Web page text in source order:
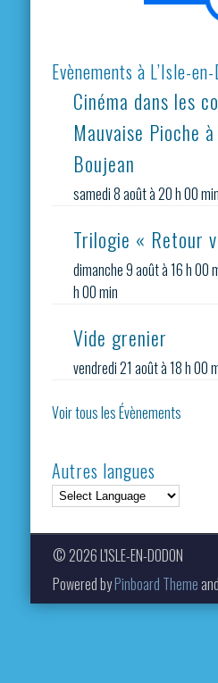
Evènements à L’Isle-
Cinéma dans les
Mauvaise Pioche
Boujean
samedi 8 août à 20 h 00 min
Trilogie « Retour
dimanche 9 août à 16 h 00
h 00 min
Vide grenier
vendredi 21 août à 18 h 00
Voir tous les Évènements
Autres langues
© 2026 L'ISLE-EN-DODON
Powered byPinboard Theme and